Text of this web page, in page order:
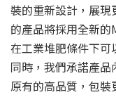
裝的重新設計，展
的產品將採用全新
在工業堆肥條件下可
同時，我們承諾產
原有的高品質，包裝